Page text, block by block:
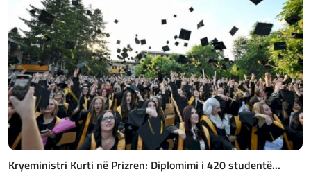
Kryeministri Kurti në Prizren: Diplomimi i 420 studentë...